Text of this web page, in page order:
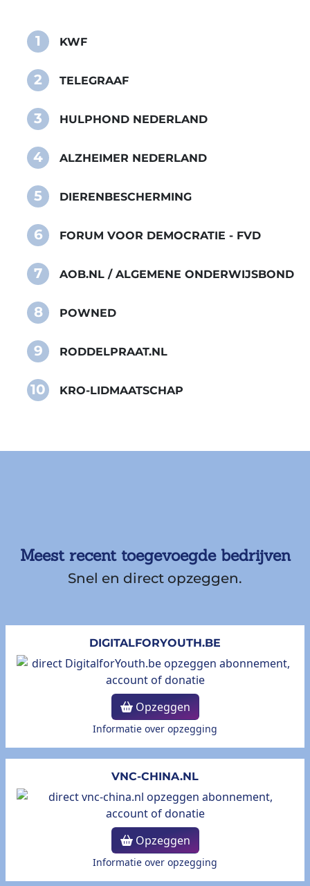
1 KWF
2 TELEGRAAF
3 HULPHOND NEDERLAND
4 ALZHEIMER NEDERLAND
5 DIERENBESCHERMING
6 FORUM VOOR DEMOCRATIE - FVD
7 AOB.NL / ALGEMENE ONDERWIJSBOND
8 POWNED
9 RODDELPRAAT.NL
10 KRO-LIDMAATSCHAP
Meest recent toegevoegde bedrijven
Snel en direct opzeggen.
DIGITALFORYOUTH.BE
Opzeggen
Informatie over opzegging
VNC-CHINA.NL
Opzeggen
Informatie over opzegging